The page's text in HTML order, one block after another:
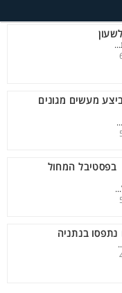
מעשים מגונים
המחול